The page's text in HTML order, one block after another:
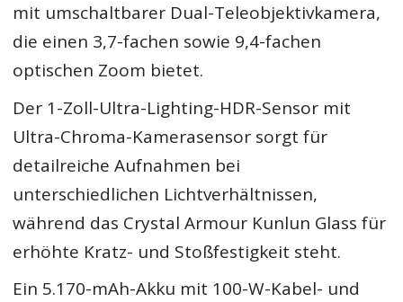
mit umschaltbarer Dual-Teleobjektivkamera,
die einen 3,7-fachen sowie 9,4-fachen
optischen Zoom bietet.
Der 1-Zoll-Ultra-Lighting-HDR-Sensor mit
Ultra-Chroma-Kamerasensor sorgt für
detailreiche Aufnahmen bei
unterschiedlichen Lichtverhältnissen,
während das Crystal Armour Kunlun Glass für
erhöhte Kratz- und Stoßfestigkeit steht.
Ein 5.170-mAh-Akku mit 100-W-Kabel- und